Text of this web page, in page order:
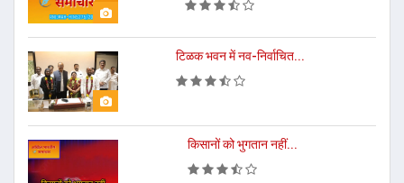
टिळक भवन में नव-निर्वाचित...
किसानों को भुगतान नहीं...